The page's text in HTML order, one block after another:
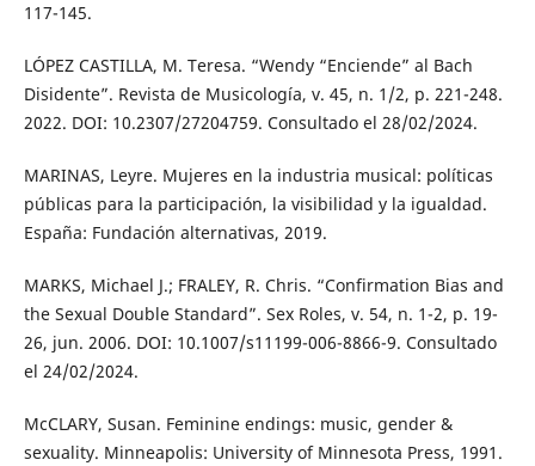
117-145.
LÓPEZ CASTILLA, M. Teresa. “Wendy “Enciende” al Bach
Disidente”. Revista de Musicología, v. 45, n. 1/2, p. 221-248.
2022. DOI: 10.2307/27204759. Consultado el 28/02/2024.
MARINAS, Leyre. Mujeres en la industria musical: políticas
públicas para la participación, la visibilidad y la igualdad.
España: Fundación alternativas, 2019.
MARKS, Michael J.; FRALEY, R. Chris. “Confirmation Bias and
the Sexual Double Standard”. Sex Roles, v. 54, n. 1-2, p. 19-
26, jun. 2006. DOI: 10.1007/s11199-006-8866-9. Consultado
el 24/02/2024.
McCLARY, Susan. Feminine endings: music, gender &
sexuality. Minneapolis: University of Minnesota Press, 1991.